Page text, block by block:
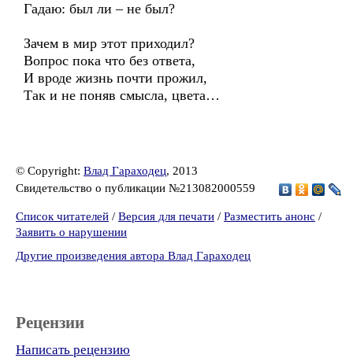
Гадаю: был ли – не был?
Зачем в мир этот приходил?
Вопрос пока что без ответа,
И вроде жизнь почти прожил,
Так и не поняв смысла, цвета…
© Copyright: Влад Гараходец, 2013
Свидетельство о публикации №213082000559
Список читателей / Версия для печати / Разместить анонс /
Заявить о нарушении
Другие произведения автора Влад Гараходец
Рецензии
Написать рецензию